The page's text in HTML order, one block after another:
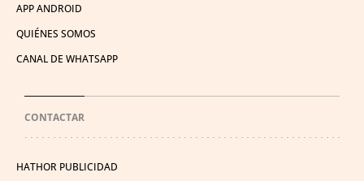
APP ANDROID
QUIÉNES SOMOS
CANAL DE WHATSAPP
CONTACTAR
HATHOR PUBLICIDAD